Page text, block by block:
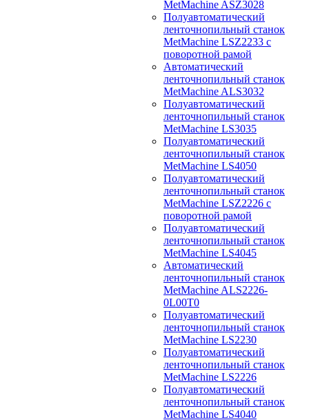
MetMachine ASZ3028
Полуавтоматический
ленточнопильный станок
MetMachine LSZ2233 с
поворотной рамой
Автоматический
ленточнопильный станок
MetMachine ALS3032
Полуавтоматический
ленточнопильный станок
MetMachine LS3035
Полуавтоматический
ленточнопильный станок
MetMachine LS4050
Полуавтоматический
ленточнопильный станок
MetMachine LSZ2226 с
поворотной рамой
Полуавтоматический
ленточнопильный станок
MetMachine LS4045
Автоматический
ленточнопильный станок
MetMachine ALS2226-
0L00T0
Полуавтоматический
ленточнопильный станок
MetMachine LS2230
Полуавтоматический
ленточнопильный станок
MetMachine LS2226
Полуавтоматический
ленточнопильный станок
MetMachine LS4040